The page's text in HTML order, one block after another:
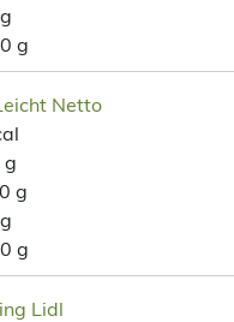
g
Netto
g
g
g
Lidl